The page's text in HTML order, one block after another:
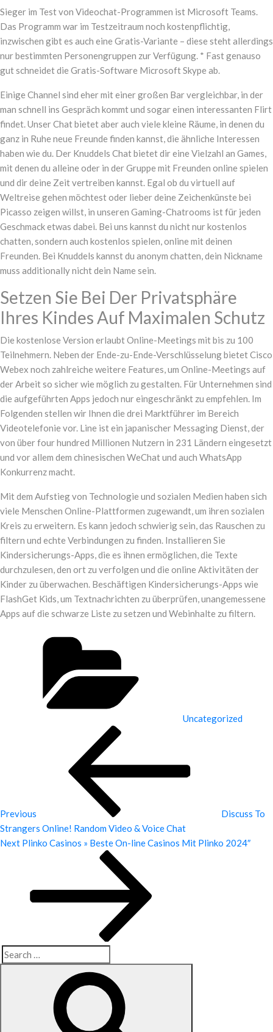
Sieger im Test von Videochat-Programmen ist Microsoft Teams.
Das Programm war im Testzeitraum noch kostenpflichtig,
inzwischen gibt es auch eine Gratis-Variante – diese steht allerdings
nur bestimmten Personengruppen zur Verfügung. * Fast genauso
gut schneidet die Gratis-Software Microsoft Skype ab.
Einige Channel sind eher mit einer großen Bar vergleichbar, in der
man schnell ins Gespräch kommt und sogar einen interessanten Flirt
findet. Unser Chat bietet aber auch viele kleine Räume, in denen du
ganz in Ruhe neue Freunde finden kannst, die ähnliche Interessen
haben wie du. Der Knuddels Chat bietet dir eine Vielzahl an Games,
mit denen du alleine oder in der Gruppe mit Freunden online spielen
und dir deine Zeit vertreiben kannst. Egal ob du virtuell auf
Weltreise gehen möchtest oder lieber deine Zeichenkünste bei
Picasso zeigen willst, in unseren Gaming-Chatrooms ist für jeden
Geschmack etwas dabei. Bei uns kannst du nicht nur kostenlos
chatten, sondern auch kostenlos spielen, online mit deinen
Freunden. Bei Knuddels kannst du anonym chatten, dein Nickname
muss additionally nicht dein Name sein.
Setzen Sie Bei Der Privatsphäre
Ihres Kindes Auf Maximalen Schutz
Die kostenlose Version erlaubt Online-Meetings mit bis zu 100
Teilnehmern. Neben der Ende-zu-Ende-Verschlüsselung bietet Cisco
Webex noch zahlreiche weitere Features, um Online-Meetings auf
der Arbeit so sicher wie möglich zu gestalten. Für Unternehmen sind
die aufgeführten Apps jedoch nur eingeschränkt zu empfehlen. Im
Folgenden stellen wir Ihnen die drei Marktführer im Bereich
Videotelefonie vor. Line ist ein japanischer Messaging Dienst, der
von über four hundred Millionen Nutzern in 231 Ländern eingesetzt
und vor allem dem chinesischen WeChat und auch WhatsApp
Konkurrenz macht.
Mit dem Aufstieg von Technologie und sozialen Medien haben sich
viele Menschen Online-Plattformen zugewandt, um ihren sozialen
Kreis zu erweitern. Es kann jedoch schwierig sein, das Rauschen zu
filtern und echte Verbindungen zu finden. Installieren Sie
Kindersicherungs-Apps, die es ihnen ermöglichen, die Texte
durchzulesen, den ort zu verfolgen und die online Aktivitäten der
Kinder zu überwachen. Beschäftigen Kindersicherungs-Apps wie
FlashGet Kids, um Textnachrichten zu überprüfen, unangemessene
Apps auf die schwarze Liste zu setzen und Webinhalte zu filtern.
Uncategorized
navigation
Previous
Discuss To
Strangers Online! Random Video & Voice Chat
Next
Next Plinko Casinos » Beste On-line Casinos Mit Plinko 2024″
Search